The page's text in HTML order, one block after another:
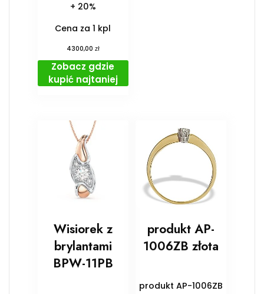
+ 20%
Cena za 1 kpl
4300,00 zł
Zobacz gdzie
kupić najtaniej
Wisiorek z
brylantami
BPW-11PB
produkt AP-
1006ZB złota
produkt AP-1006ZB